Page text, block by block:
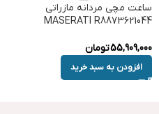
ساعت مچی مردانه مازراتی
MASERATI R8873621044
55,909,000تومان
افزودن به سبد خرید